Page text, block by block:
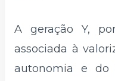
A geração Y,
associada à
autonomia e do